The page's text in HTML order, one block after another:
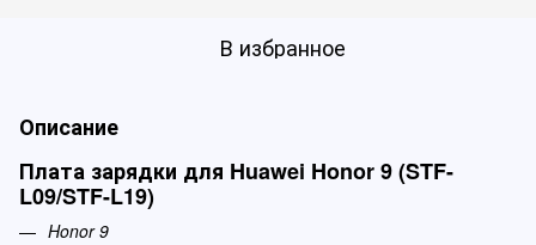
В избранное
Описание
Плата зарядки для Huawei Honor 9 (STF-
L09/STF-L19)
Honor 9